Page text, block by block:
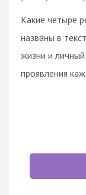
Какие четыре
названы в
жизни и
проявления